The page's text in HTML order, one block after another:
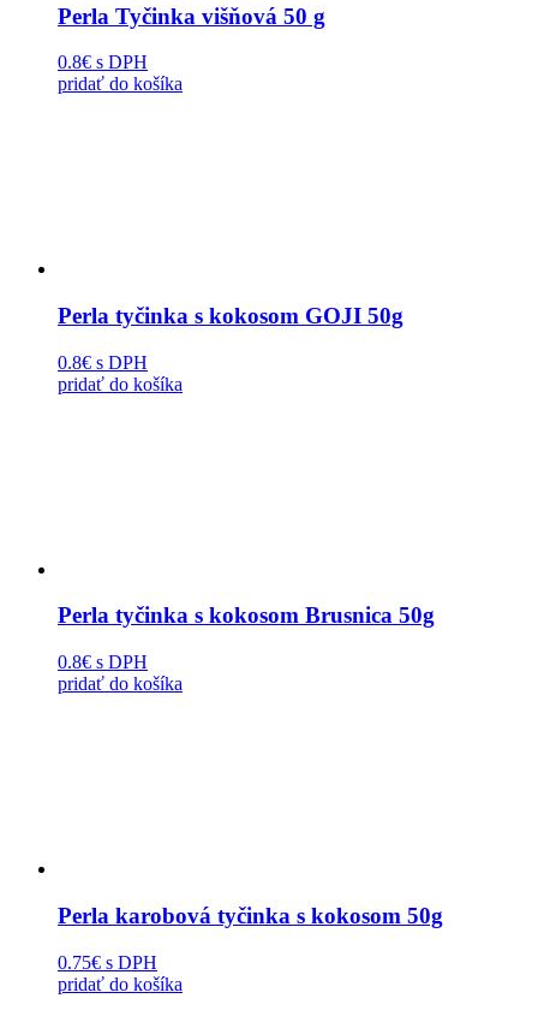
Perla Tyčinka višňová 50 g
0.8€ s DPH
pridať do košíka
Perla tyčinka s kokosom GOJI 50g
0.8€ s DPH
pridať do košíka
Perla tyčinka s kokosom Brusnica 50g
0.8€ s DPH
pridať do košíka
Perla karobová tyčinka s kokosom 50g
0.75€ s DPH
pridať do košíka